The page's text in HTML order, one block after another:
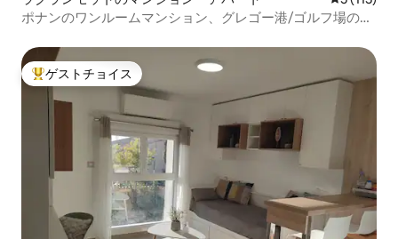
ポナンのワンルームマンション、グレゴー港/ゴルフ場の眺
大好評のゲストチョイスです。
ゲストチョイス